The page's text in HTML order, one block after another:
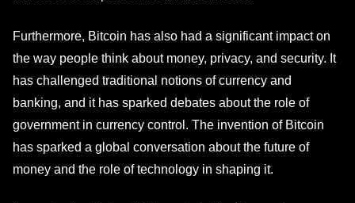
Furthermore, Bitcoin has also had a significant impact on
the way people think about money, privacy, and security. It
has challenged traditional notions of currency and
banking, and it has sparked debates about the role of
government in currency control. The invention of Bitcoin
has sparked a global conversation about the future of
money and the role of technology in shaping it.